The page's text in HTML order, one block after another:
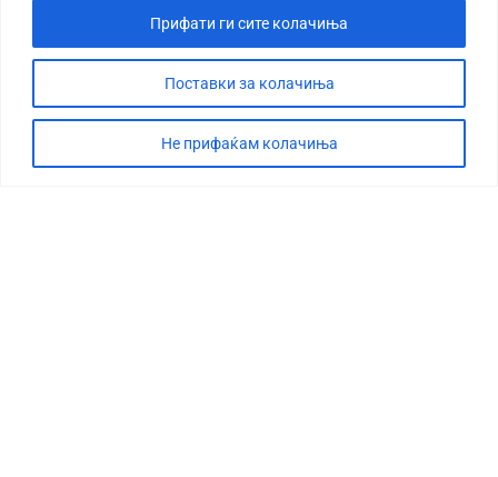
Поставки за колачиња
Не прифаќам колачиња
Прифати ги сите колачиња